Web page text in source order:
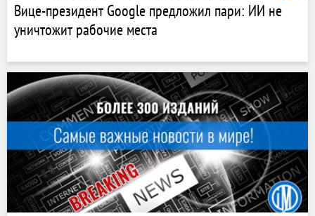
Вице-президент Google предложил пари: ИИ не
уничтожит рабочие места